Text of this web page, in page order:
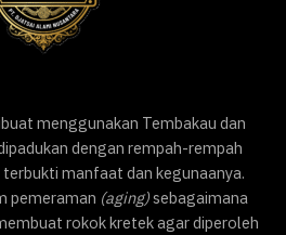
menggunakan Tembakau dan
dengan rempah-rempah
manfaat dan kegunaanya.
pemeraman (aging)sebagaimana
rokok kretek agar diperoleh